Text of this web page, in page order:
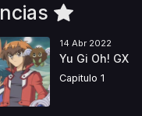
14 Abr 2022
Yu Gi Oh! GX
Capitulo 1